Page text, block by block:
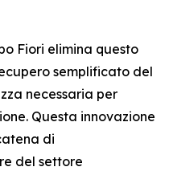
Fiori elimina questo
semplificato del
necessaria per
Questa innovazione
di
del settore